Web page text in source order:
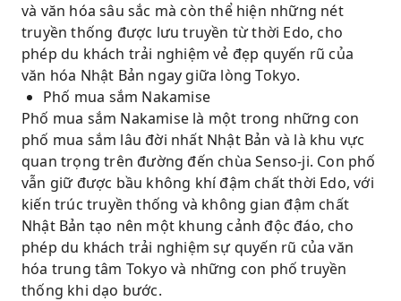
và văn hóa sâu sắc mà còn thể hiện những nét
truyền thống được lưu truyền từ thời Edo, cho
phép du khách trải nghiệm vẻ đẹp quyến rũ của
văn hóa Nhật Bản ngay giữa lòng Tokyo.
Phố mua sắm Nakamise
Phố mua sắm Nakamise là một trong những con
phố mua sắm lâu đời nhất Nhật Bản và là khu vực
quan trọng trên đường đến chùa Senso-ji. Con phố
vẫn giữ được bầu không khí đậm chất thời Edo, với
kiến ​​trúc truyền thống và không gian đậm chất
Nhật Bản tạo nên một khung cảnh độc đáo, cho
phép du khách trải nghiệm sự quyến rũ của văn
hóa trung tâm Tokyo và những con phố truyền
thống khi dạo bước.